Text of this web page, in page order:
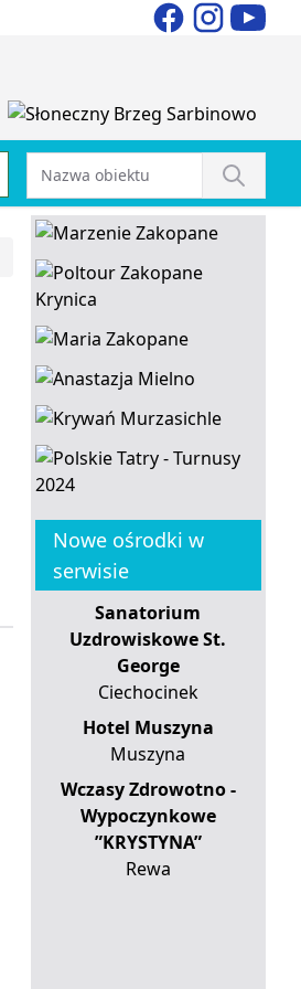
Nowe ośrodki w
serwisie
Sanatorium
Uzdrowiskowe St.
George
Ciechocinek
Hotel Muszyna
Muszyna
Wczasy Zdrowotno -
Wypoczynkowe
”KRYSTYNA”
Rewa